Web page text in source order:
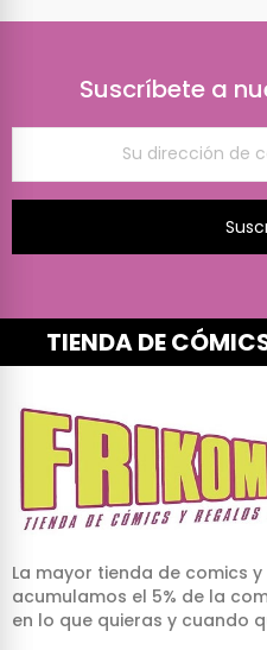
Suscríbete a
TIENDA DE
La mayor tienda de comics
acumulamos el 5% de la
en lo que quieras y cuando